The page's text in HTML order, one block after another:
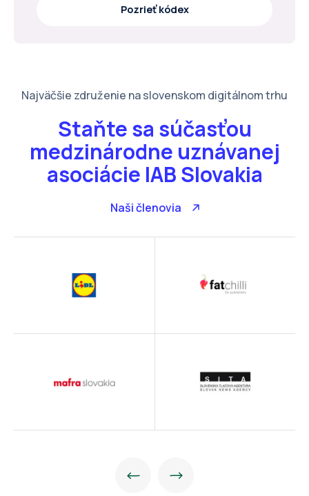
Pozrieť kódex
Najväčšie združenie na slovenskom digitálnom trhu
Staňte sa súčasťou
medzinárodne uznávanej
asociácie IAB Slovakia
Naši členovia